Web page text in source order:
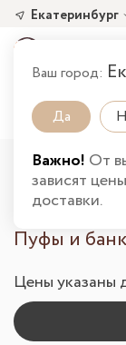
Екатеринбург
Ваш город:
Да
Важно! От
зависят
доставки.
Главная
Пуфы и банкетки
Пуфы и
Цены указаны